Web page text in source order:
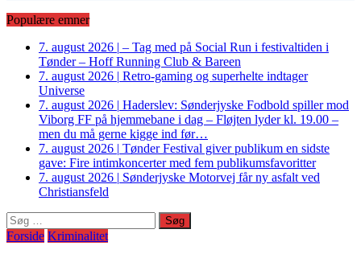
Populære emner
7. august 2026 | – Tag med på Social Run i festivaltiden i
Tønder – Hoff Running Club & Bareen
7. august 2026 | Retro-gaming og superhelte indtager
Universe
7. august 2026 | Haderslev: Sønderjyske Fodbold spiller mod
Viborg FF på hjemmebane i dag – Fløjten lyder kl. 19.00 –
men du må gerne kigge ind før…
7. august 2026 | Tønder Festival giver publikum en sidste
gave: Fire intimkoncerter med fem publikumsfavoritter
7. august 2026 | Sønderjyske Motorvej får ny asfalt ved
Christiansfeld
Søg
efter:
Forside Kriminalitet